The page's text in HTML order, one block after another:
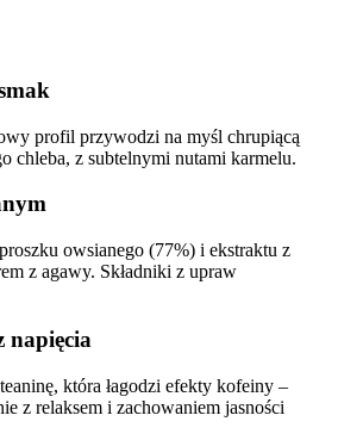
profil przywodzi na myśl chrupiącą
chleba, z subtelnymi nutami karmelu.
owsianego (77%) i ekstraktu z
z agawy. Składniki z upraw
napięcia
która łagodzi efekty kofeiny –
z relaksem i zachowaniem jasności